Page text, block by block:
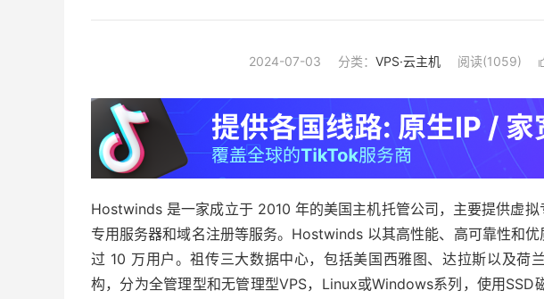
2024-07-03 分类： VPS·云主机 阅读(1059)
Hostwinds 是一家成立于 2010 年的美国主机托管公司，主要提供虚拟
专用服务器和域名注册等服务。Hostwinds 以其高性能、高可靠性和
过 10 万用户。祖传三大数据中心，包括美国西雅图、达拉斯以及荷
构，分为全管理型和无管理型VPS，Linux或Windows系列，使用